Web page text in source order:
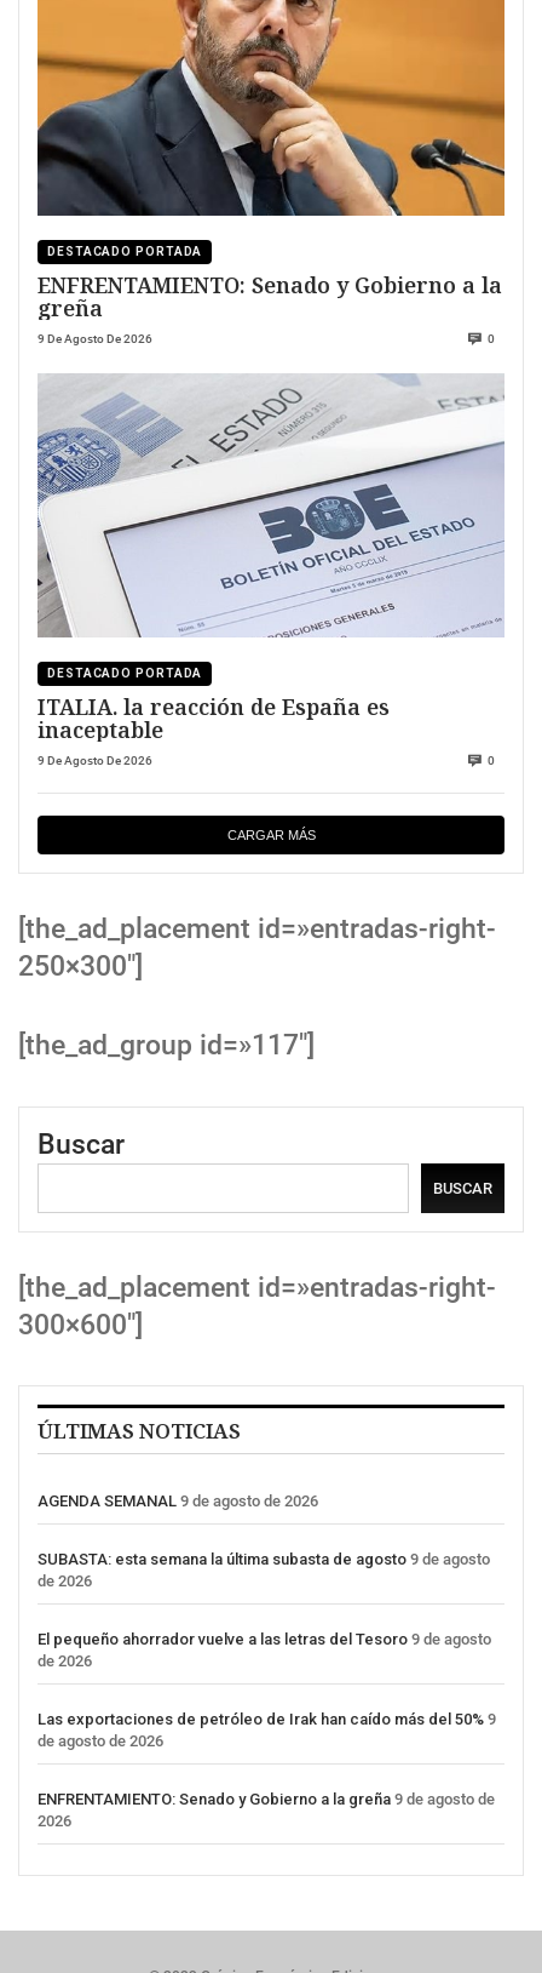
DESTACADO PORTADA
ENFRENTAMIENTO: Senado y Gobierno a la
greña
9 De Agosto De 2026 0
DESTACADO PORTADA
ITALIA. la reacción de España es
inaceptable
9 De Agosto De 2026 0
CARGAR MÁS
[the_ad_placement id=»entradas-right-
250×300″]
[the_ad_group id=»117″]
Buscar
BUSCAR
[the_ad_placement id=»entradas-right-
300×600″]
ÚLTIMAS NOTICIAS
AGENDA SEMANAL 9 de agosto de 2026
SUBASTA: esta semana la última subasta de agosto 9 de agosto
de 2026
El pequeño ahorrador vuelve a las letras del Tesoro 9 de agosto
de 2026
Las exportaciones de petróleo de Irak han caído más del 50% 9
de agosto de 2026
ENFRENTAMIENTO: Senado y Gobierno a la greña 9 de agosto de
2026